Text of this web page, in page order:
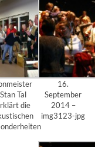
Stan Tal
die
16.
September
2014 –
img3123-jpg